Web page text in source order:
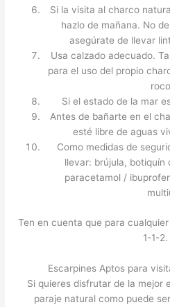
Si la visita al charco
hazlo de mañana. No
asegúrate de llevar
Usa calzado adecuado.
para el uso del propio
Si el estado de la mar
Antes de bañarte en el
esté libre de aguas
Como medidas de
llevar: brújula, botiquín
paracetamol /
Ten en cuenta que para
1-1-2.
Escarpines Aptos para
Si quieres disfrutar de la mejor
paraje natural como puede